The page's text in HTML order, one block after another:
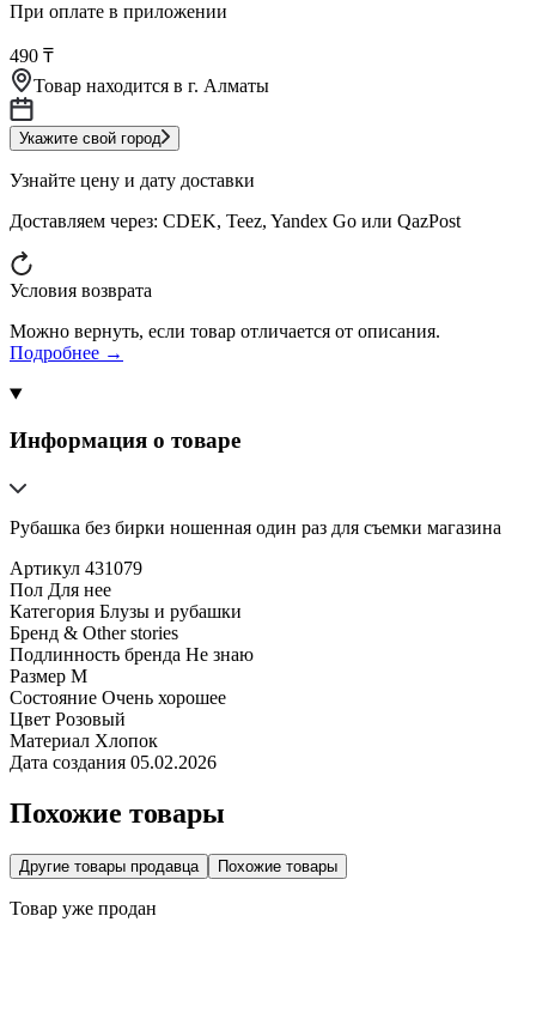
При оплате в приложении
490 ₸
Товар находится в г. Алматы
Укажите свой город
Узнайте цену и дату доставки
Доставляем через: CDEK, Teez, Yandex Go или QazPost
Условия возврата
Можно вернуть, если товар отличается от описания.
Подробнее →
Информация о товаре
Рубашка без бирки ношенная один раз для съемки магазина
Артикул 431079
Пол Для нее
Категория Блузы и рубашки
Бренд & Other stories
Подлинность бренда Не знаю
Размер M
Состояние Очень хорошее
Цвет Розовый
Материал Хлопок
Дата создания 05.02.2026
Похожие товары
Другие товары продавца Похожие товары
Товар уже продан